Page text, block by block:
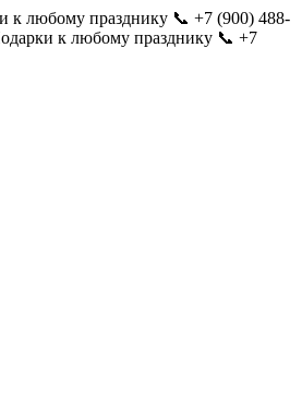
к любому празднику 📞 +7 (900) 488-
к любому празднику 📞 +7